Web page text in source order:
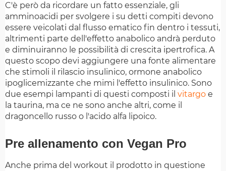
C'è però da ricordare un fatto essenziale, gli
amminoacidi per svolgere i su detti compiti devono
essere veicolati dal flusso ematico fin dentro i tessuti,
altrimenti parte dell'effetto anabolico andrà perduto
e diminuiranno le possibilità di crescita ipertrofica. A
questo scopo devi aggiungere una fonte alimentare
che stimoli il rilascio insulinico, ormone anabolico
ipoglicemizzante che mimi l'effetto insulinico. Sono
due esempi lampanti di questi composti il vitargo e
la taurina, ma ce ne sono anche altri, come il
dragoncello russo o l'acido alfa lipoico.
Pre allenamento con Vegan Pro
Anche prima del workout il prodotto in questione